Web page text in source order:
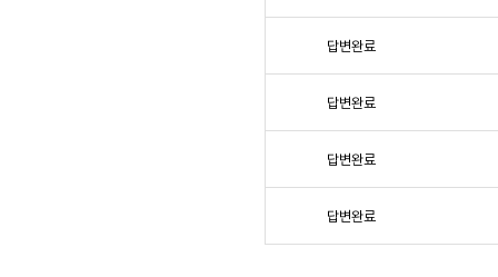
답변완료
답변완료
답변완료
답변완료